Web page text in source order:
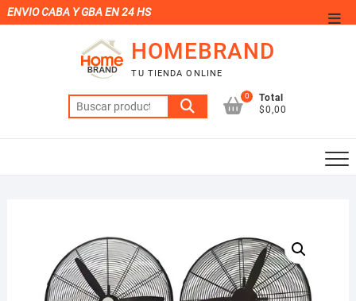
Saltar
al
ENVIO CABA Y GBA EN 24 HS
HOMEBRAND
TU TIENDA ONLINE
Buscar
por:
0
Total
$0,00